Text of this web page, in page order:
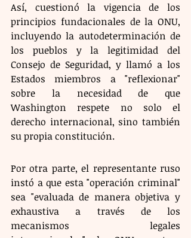
Así, cuestionó la vigencia de los
principios fundacionales de la ONU,
incluyendo la autodeterminación de
los pueblos y la legitimidad del
Consejo de Seguridad, y llamó a los
Estados miembros a "reflexionar"
sobre la necesidad de que
Washington respete no solo el
derecho internacional, sino también
su propia constitución.
Por otra parte, el representante ruso
instó a que esta "operación criminal"
sea "evaluada de manera objetiva y
exhaustiva a través de los
mecanismos legales